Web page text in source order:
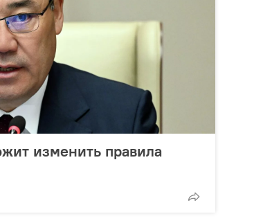
изменить правила